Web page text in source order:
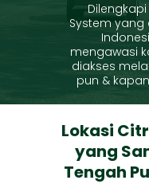
System yang
mengawasi
diakses
pun &
Lokasi
yang
Tengah